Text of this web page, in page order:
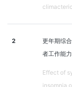
2
更年期综
者工作能力
Effect of
insomnia